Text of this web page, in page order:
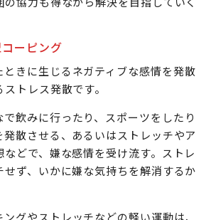
コーピング
ときに生じるネガティブな感情を発散
トレス発散です。
飲みに行ったり、スポーツをしたり
発散させる、あるいはストレッチやア
などで、嫌な感情を受け流す。ストレ
せず、いかに嫌な気持ちを解消するか
グやストレッチなどの軽い運動は、